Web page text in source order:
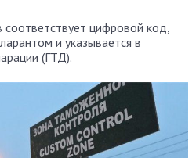
цифровой код,
и указывается в
(ГТД).